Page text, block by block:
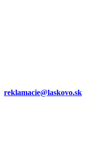
reklamacie@laskovo.sk